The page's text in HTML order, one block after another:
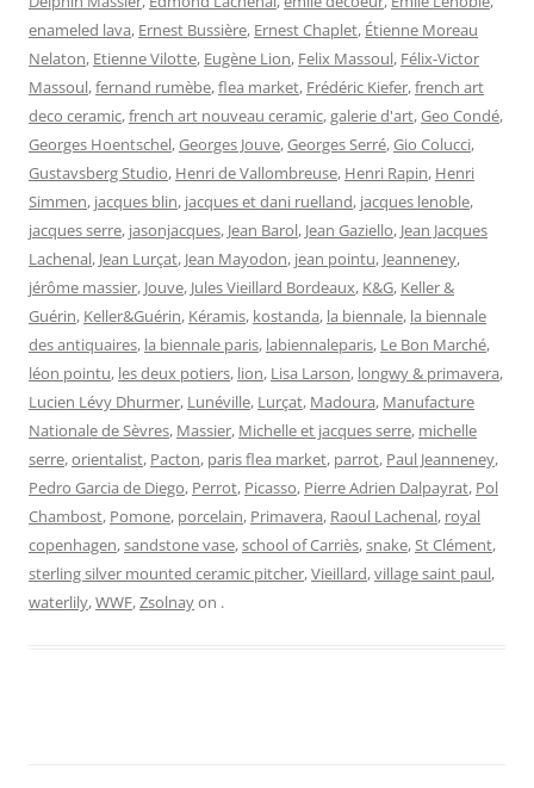
enameled lava, Ernest Bussière, Ernest Chaplet, Étienne Moreau
Nelaton, Etienne Vilotte, Eugène Lion, Felix Massoul, Félix-Victor
Massoul,fernand rumèbe,flea market, Frédéric Kiefer,french art
deco ceramic,french art nouveau ceramic,galerie d'art,Geo Condé,
Georges Hoentschel,Georges Jouve,Georges Serré,Gio Colucci,
Gustavsberg Studio, Henri de Vallombreuse, Henri Rapin, Henri
Simmen, jacques blin, jacques et dani ruelland, jacques lenoble,
jacques serre, jasonjacques, Jean Barol, Jean Gaziello, Jean Jacques
Lachenal, Jean Lurçat, Jean Mayodon, jean pointu, Jeanneney,
jérôme massier, Jouve, Jules Vieillard Bordeaux, K&G, Keller &
Guérin, Keller&Guérin, Kéramis, kostanda, la biennale, la biennale
des antiquaires, la biennale paris, labiennaleparis, Le Bon Marché,
léon pointu, les deux potiers, lion, Lisa Larson, longwy & primavera,
Lucien Lévy Dhurmer, Lunéville, Lurçat, Madoura, Manufacture
Nationale de Sèvres, Massier, Michelle et jacques serre, michelle
serre,orientalist, Pacton, paris flea market, parrot, Paul Jeanneney,
Pedro Garcia de Diego, Perrot, Picasso, Pierre Adrien Dalpayrat, Pol
Chambost, Pomone, porcelain, Primavera, Raoul Lachenal, royal
copenhagen,sandstone vase,school of Carriès,snake,St Clément,
sterling silver mounted ceramic pitcher,Vieillard,village saint paul,
waterlily,WWF,Zsolnayon .